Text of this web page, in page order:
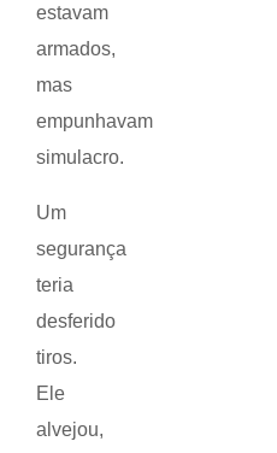
estavam
armados,
mas
empunhavam
simulacro.
Um
segurança
teria
desferido
tiros.
Ele
alvejou,